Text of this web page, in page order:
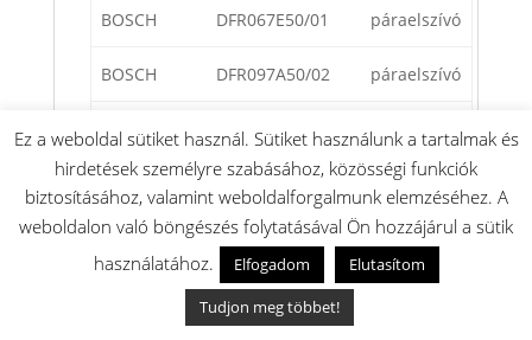
BOSCH DFR067E50/01 páraelszívó
BOSCH DFR097A50/02 páraelszívó
BOSCH DFM064W52/01 páraelszívó
DFS097A50/01 páraelszívó
BOSCH DFS067E51/02 páraelszívó
DFM064W53/03
Ez a weboldal sütiket használ. Sütiket használunk a tartalmak és
hirdetések személyre szabásához, közösségi funkciók
biztosításához, valamint weboldalforgalmunk elemzéséhez. A
weboldalon való böngészés folytatásával Ön hozzájárul a sütik
használatához.
Elfogadom
Elutasítom
Tudjon meg többet!